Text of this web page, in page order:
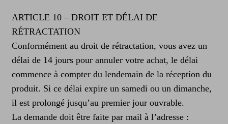
ARTICLE 10 – DROIT ET DÉLAI DE
RÉTRACTATION
Conformément au droit de rétractation, vous avez un
délai de 14 jours pour annuler votre achat, le délai
commence à compter du lendemain de la réception du
produit. Si ce délai expire un samedi ou un dimanche,
il est prolongé jusqu’au premier jour ouvrable.
La demande doit être faite par mail à l’adresse :